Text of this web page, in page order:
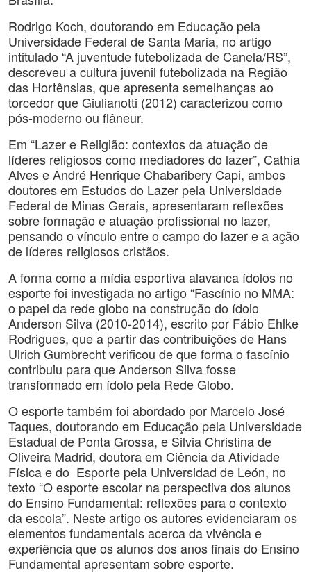
Rodrigo Koch, doutorando em Educação pela
Universidade Federal de Santa Maria, no artigo
intitulado “A juventude futebolizada de Canela/RS”,
descreveu a cultura juvenil futebolizada na Região
das Hortênsias, que apresenta semelhanças ao
torcedor que Giulianotti (2012) caracterizou como
pós-moderno ou flâneur.
Em “Lazer e Religião: contextos da atuação de
líderes religiosos como mediadores do lazer”, Cathia
Alves e André Henrique Chabaribery Capi, ambos
doutores em Estudos do Lazer pela Universidade
Federal de Minas Gerais, apresentaram reflexões
sobre formação e atuação profissional no lazer,
pensando o vínculo entre o campo do lazer e a ação
de líderes religiosos cristãos.
A forma como a mídia esportiva alavanca ídolos no
esporte foi investigada no artigo “Fascínio no MMA:
o papel da rede globo na construção do ídolo
Anderson Silva (2010-2014), escrito por Fábio Ehlke
Rodrigues, que a partir das contribuições de Hans
Ulrich Gumbrecht verificou de que forma o fascínio
contribuiu para que Anderson Silva fosse
transformado em ídolo pela Rede Globo.
O esporte também foi abordado por Marcelo José
Taques, doutorando em Educação pela Universidade
Estadual de Ponta Grossa, e Silvia Christina de
Oliveira Madrid, doutora em Ciência da Atividade
Física e do Esporte pela Universidad de León, no
texto “O esporte escolar na perspectiva dos alunos
do Ensino Fundamental: reflexões para o contexto
da escola”. Neste artigo os autores evidenciaram os
elementos fundamentais acerca da vivência e
experiência que os alunos dos anos finais do Ensino
Fundamental apresentam sobre esporte.